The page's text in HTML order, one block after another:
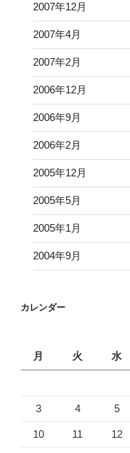
2007年12月
2007年4月
2007年2月
2006年12月
2006年9月
2006年2月
2005年12月
2005年5月
2005年1月
2004年9月
カレンダー
月
火 水
3 4 5
10 11 12